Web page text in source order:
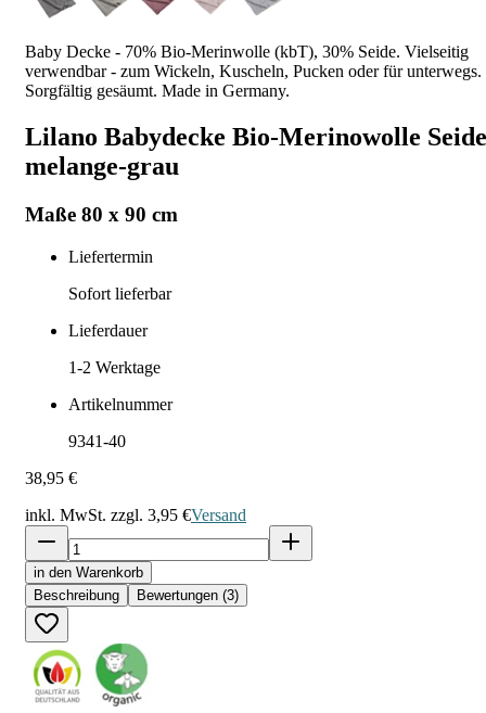
Baby Decke - 70% Bio-Merinwolle (kbT), 30% Seide. Vielseitig
verwendbar - zum Wickeln, Kuscheln, Pucken oder für unterwegs.
Sorgfältig gesäumt. Made in Germany.
Lilano Babydecke Bio-Merinowolle Seide
melange-grau
Maße 80 x 90 cm
Liefertermin
Sofort lieferbar
Lieferdauer
1-2 Werktage
Artikelnummer
9341-40
38,95 €
inkl. MwSt. zzgl. 3,95 €Versand
in den Warenkorb
Beschreibung
Bewertungen (3)